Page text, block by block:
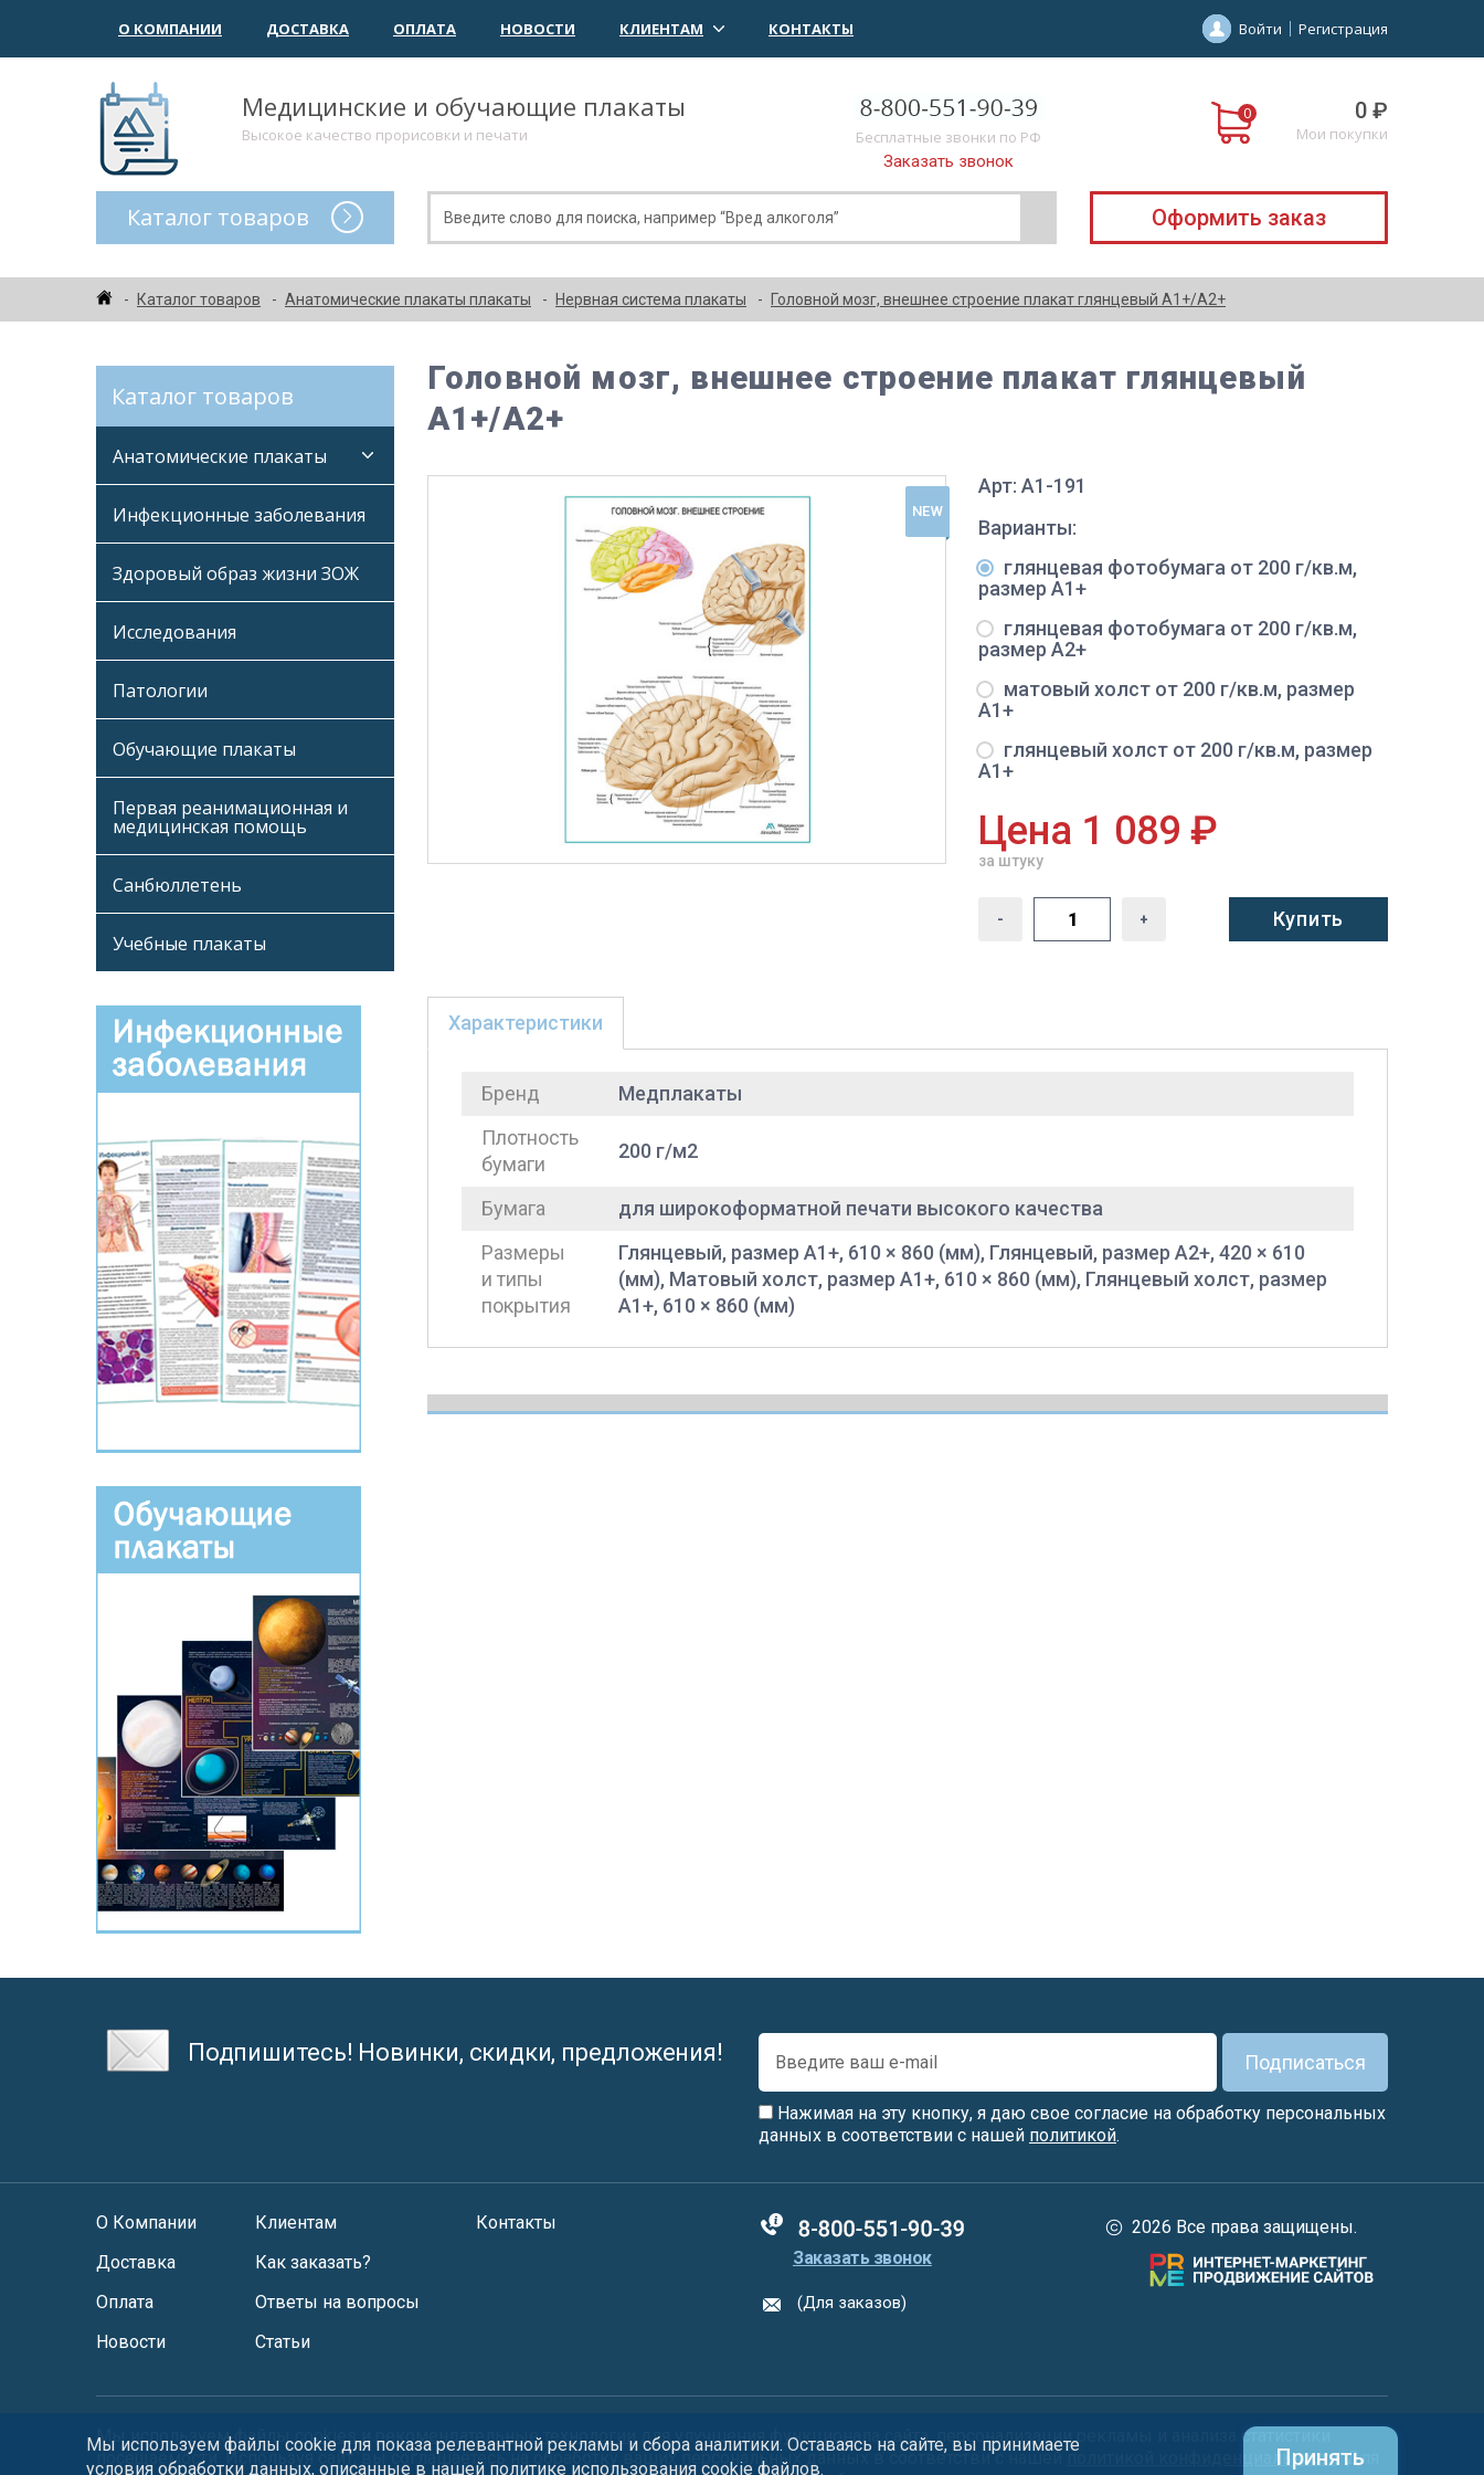
О КОМПАНИИ ДОСТАВКА ОПЛАТА НОВОСТИ КЛИЕНТАМ КОНТАКТЫ Войти Регистрация
Медицинские и обучающие плакаты
Высокое качество прорисовки и печати
Бесплатные звонки по РФ
Заказать звонок
0 ₽
Мои покупки
Каталог товаров Оформить заказ
Каталог товаров Анатомические плакаты плакаты Нервная система плакаты Головной мозг, внешнее строение плакат глянцевый А1+/А2+
Каталог товаров
Анатомические плакаты
Инфекционные заболевания
Здоровый образ жизни ЗОЖ
Исследования
Патологии
Обучающие плакаты
Первая реанимационная и
медицинская помощь
Санбюллетень
Учебные плакаты
Головной мозг, внешнее строение плакат глянцевый
А1+/А2+
NEW
Арт: A1-191
Варианты:
глянцевая фотобумага от 200 г/кв.м,
размер A1+
глянцевая фотобумага от 200 г/кв.м,
размер A2+
матовый холст от 200 г/кв.м, размер
A1+
глянцевый холст от 200 г/кв.м, размер
A1+
Цена 1 089 ₽
за штуку
- + Купить
Характеристики
Бренд
Медплакаты
Плотность
бумаги
200 г/м2
Бумага
для широкоформатной печати высокого качества
Размеры
и типы
покрытия
Глянцевый, размер A1+, 610 × 860 (мм), Глянцевый, размер A2+, 420 × 610
(мм), Матовый холст, размер A1+, 610 × 860 (мм), Глянцевый холст, размер
A1+, 610 × 860 (мм)
Подпишитесь! Новинки, скидки, предложения! Подписаться
Нажимая на эту кнопку, я даю свое согласие на обработку персональных
данных в соответствии с нашей политикой.
О Компании
Доставка
Оплата
Новости
Клиентам
Как заказать?
Ответы на вопросы
Статьи
Контакты 88005555550
Заказать звонок
(Для заказов)
2026 Все права защищены.
Мы используем файлыcookiesи рекомендательные технологиидля улучшения функционала сайта, персонализации рекламы и анализа статистики
посещаемости. Используя сайт, вы соглашаетесь на обработку ваших персональных данных в соответстви с нашейполитикой конфиденциальности. Для
Мы используем файлы cookie для показа релевантной рекламы и сбора аналитики. Оставаясь на сайте, вы принимаете
условия обработки данных, описанные в нашей политике использования cookie файлов. Принять